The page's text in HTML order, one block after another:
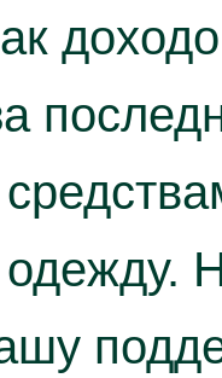
одежду.